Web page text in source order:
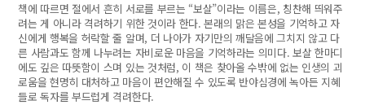
책에 따르면 절에서 흔히 서로를 부르는 “보살”이라는 이름은, 칭찬해 띄워주
려는 게 아니라 격려하기 위한 것이라 한다. 본래의 맑은 본성을 기억하고 자
신에게 행복을 허락할 줄 알며, 더 나아가 자기만의 깨달음에 그치지 않고 다
른 사람과도 함께 나누려는 자비로운 마음을 기억하라는 의미다. 보살 한마디
에도 깊은 따뜻함이 스며 있는 것처럼, 이 책은 찾아올 수밖에 없는 인생의 괴
로움을 현명히 대처하고 마음이 편안해질 수 있도록 반야심경에 녹아든 지혜
들로 독자를 부드럽게 격려한다.